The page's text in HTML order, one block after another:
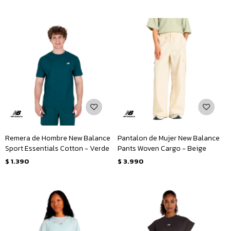
Remera de Hombre New Balance
Sport Essentials Cotton - Verde
$ 1.390
Pantalon de Mujer New Balance
Pants Woven Cargo - Beige
$ 3.990